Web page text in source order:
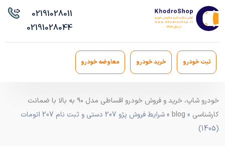
02191028011
02191028044
ثبت خودرو خرید خودرو معاوضه خودرو
خودرو شاپ، خرید و فروش خودرو اقساطی مدل ۹۰ به بالا با ضمانت
کارشناسی »
blog
» شرایط فروش پژو 207 دستی و ثبت نام 207 اتومات
(1405)